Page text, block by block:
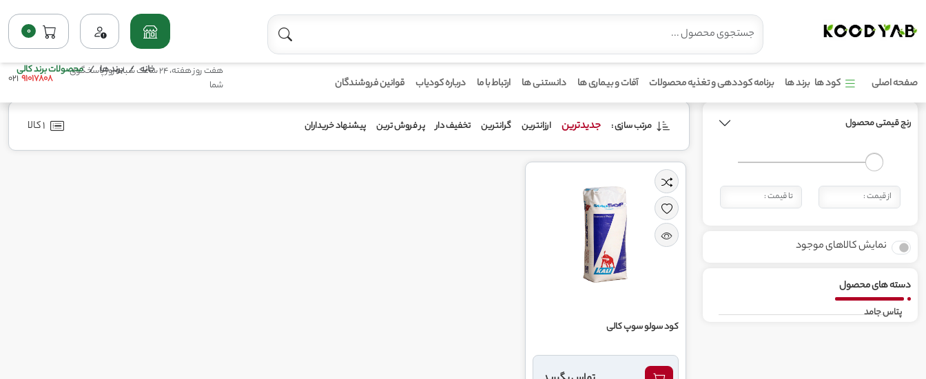
0
صفحه اصلی کود ها برند ها برنامه کوددهی و تغذیه محصولات آفات و بیماری ها دانستنی ها ارتباط با ما درباره کودیاب قوانین فروشندگان
هفت روز هفته، 24 ساعت شبانه‌روز پاسخگوی
شما
91017808
021
خانه برند ها محصولات برند کالی
رنج قیمتی محصول
نمایش کالاهای موجود
دسته های محصول
پتاس جامد
مرتب‌ سازی : جدیدترین ارزانترین گرانترین تخفیف دار پر فروش ترین پیشنهاد خریداران 1 کالا
کود سولو سوپ کالی